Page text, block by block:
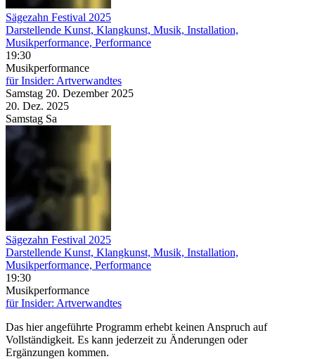
Sägezahn Festival 2025
Darstellende Kunst, Klangkunst, Musik, Installation,
Musikperformance, Performance
19:30
Musikperformance
für Insider: Artverwandtes
Samstag 20. Dezember 2025
20. Dez. 2025
Samstag Sa
Sägezahn Festival 2025
Darstellende Kunst, Klangkunst, Musik, Installation,
Musikperformance, Performance
19:30
Musikperformance
für Insider: Artverwandtes
Das hier angeführte Programm erhebt keinen Anspruch auf
Vollständigkeit. Es kann jederzeit zu Änderungen oder
Ergänzungen kommen.